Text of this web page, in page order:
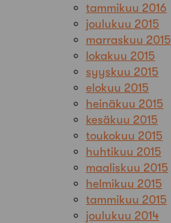
tammikuu 2016
joulukuu 2015
marraskuu 2015
lokakuu 2015
syyskuu 2015
elokuu 2015
heinäkuu 2015
kesäkuu 2015
toukokuu 2015
huhtikuu 2015
maaliskuu 2015
helmikuu 2015
tammikuu 2015
joulukuu 2014